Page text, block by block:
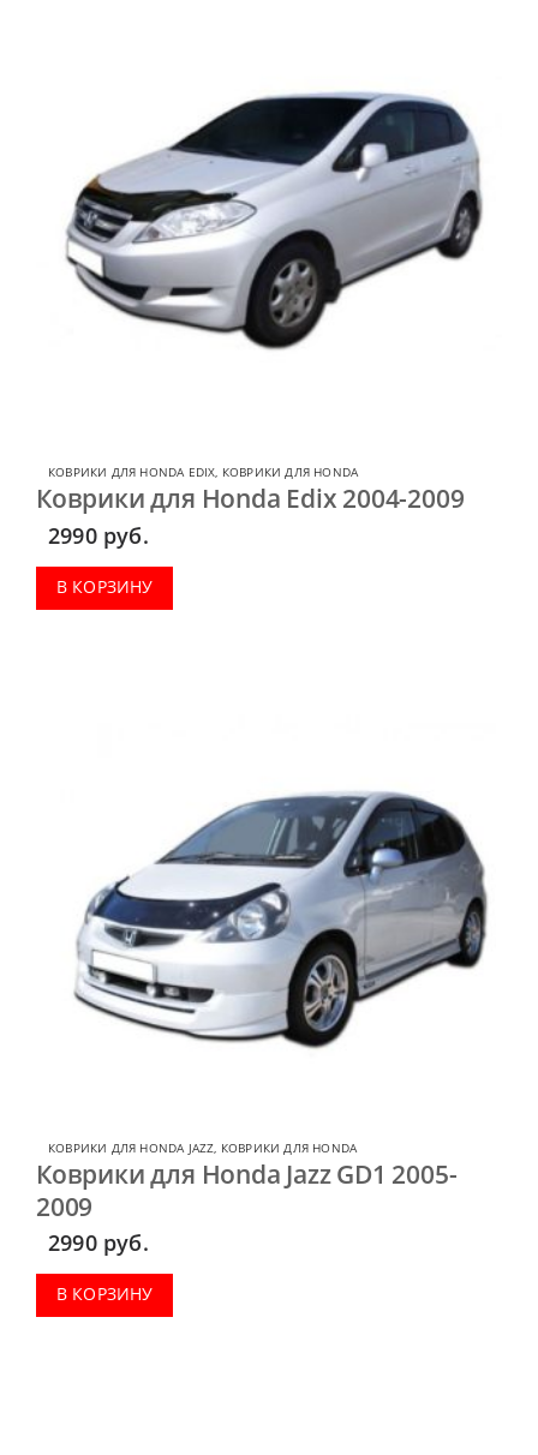
КОВРИКИ ДЛЯ HONDA EDIX, КОВРИКИ ДЛЯ HONDA
Коврики для Honda Edix 2004-2009
2990 руб.
В КОРЗИНУ
КОВРИКИ ДЛЯ HONDA JAZZ КОВРИКИ ДЛЯ HONDA
Коврики для Honda Jazz GD1 2005-
2009
2990 руб.
В КОРЗИНУ